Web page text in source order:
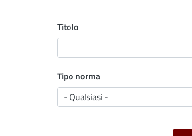
Titolo
Tipo norma